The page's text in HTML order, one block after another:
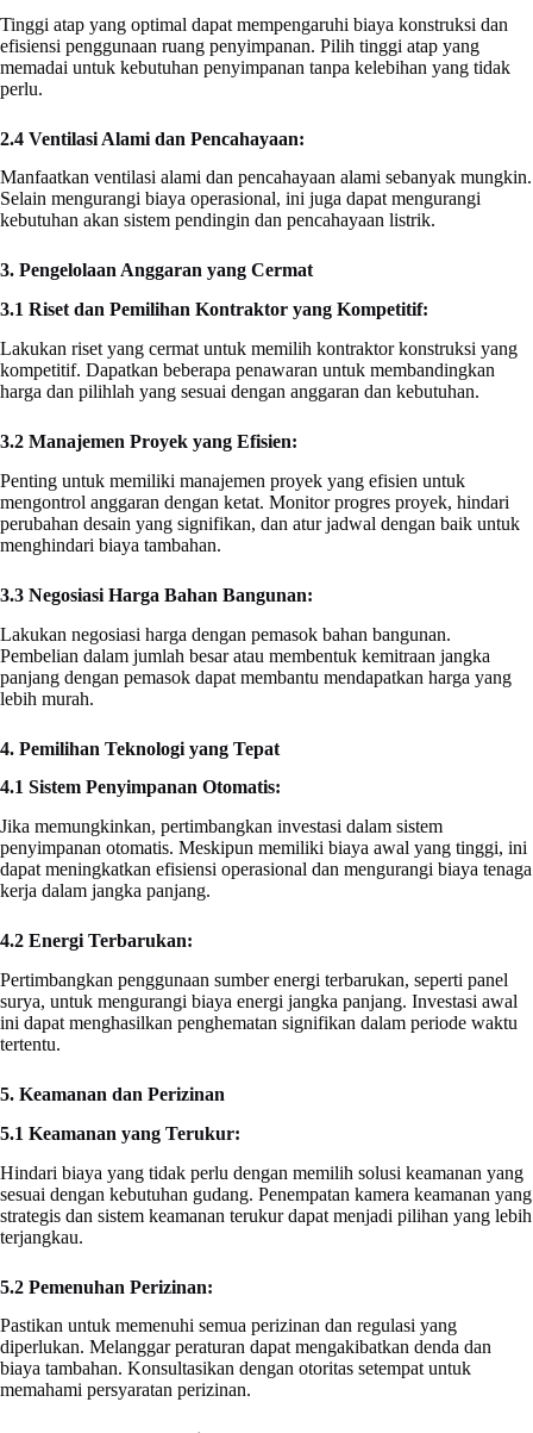
Tinggi atap yang optimal dapat mempengaruhi biaya konstruksi dan
efisiensi penggunaan ruang penyimpanan. Pilih tinggi atap yang
memadai untuk kebutuhan penyimpanan tanpa kelebihan yang tidak
perlu.
2.4 Ventilasi Alami dan Pencahayaan:
Manfaatkan ventilasi alami dan pencahayaan alami sebanyak mungkin.
Selain mengurangi biaya operasional, ini juga dapat mengurangi
kebutuhan akan sistem pendingin dan pencahayaan listrik.
3. Pengelolaan Anggaran yang Cermat
3.1 Riset dan Pemilihan Kontraktor yang Kompetitif:
Lakukan riset yang cermat untuk memilih kontraktor konstruksi yang
kompetitif. Dapatkan beberapa penawaran untuk membandingkan
harga dan pilihlah yang sesuai dengan anggaran dan kebutuhan.
3.2 Manajemen Proyek yang Efisien:
Penting untuk memiliki manajemen proyek yang efisien untuk
mengontrol anggaran dengan ketat. Monitor progres proyek, hindari
perubahan desain yang signifikan, dan atur jadwal dengan baik untuk
menghindari biaya tambahan.
3.3 Negosiasi Harga Bahan Bangunan:
Lakukan negosiasi harga dengan pemasok bahan bangunan.
Pembelian dalam jumlah besar atau membentuk kemitraan jangka
panjang dengan pemasok dapat membantu mendapatkan harga yang
lebih murah.
4. Pemilihan Teknologi yang Tepat
4.1 Sistem Penyimpanan Otomatis:
Jika memungkinkan, pertimbangkan investasi dalam sistem
penyimpanan otomatis. Meskipun memiliki biaya awal yang tinggi, ini
dapat meningkatkan efisiensi operasional dan mengurangi biaya tenaga
kerja dalam jangka panjang.
4.2 Energi Terbarukan:
Pertimbangkan penggunaan sumber energi terbarukan, seperti panel
surya, untuk mengurangi biaya energi jangka panjang. Investasi awal
ini dapat menghasilkan penghematan signifikan dalam periode waktu
tertentu.
5. Keamanan dan Perizinan
5.1 Keamanan yang Terukur:
Hindari biaya yang tidak perlu dengan memilih solusi keamanan yang
sesuai dengan kebutuhan gudang. Penempatan kamera keamanan yang
strategis dan sistem keamanan terukur dapat menjadi pilihan yang lebih
terjangkau.
5.2 Pemenuhan Perizinan:
Pastikan untuk memenuhi semua perizinan dan regulasi yang
diperlukan. Melanggar peraturan dapat mengakibatkan denda dan
biaya tambahan. Konsultasikan dengan otoritas setempat untuk
memahami persyaratan perizinan.